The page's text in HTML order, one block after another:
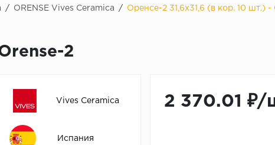
/ ORENSE Vives Ceramica / Оренсе-2 31,6х31,6 (в кор. 10 шт.) -
2
Vives Ceramica
Испания
2 370.01 ₽/